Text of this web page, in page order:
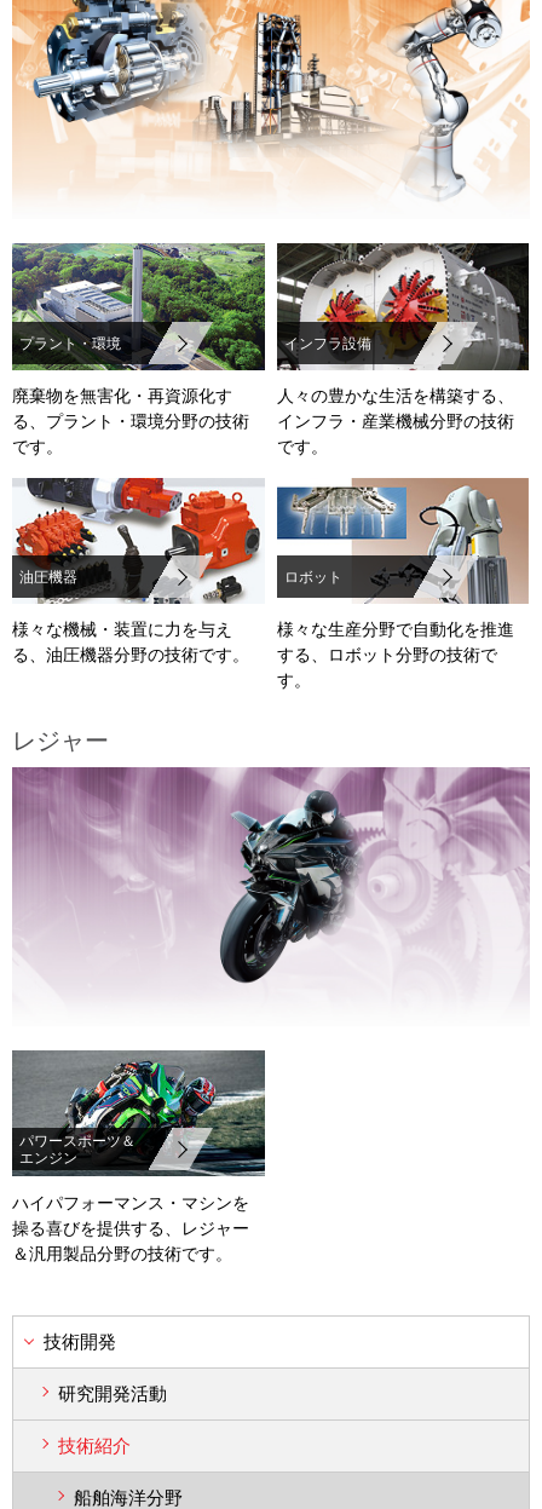
プラント・環境
廃棄物を無害化・再資源化す
る、プラント・環境分野の技術
です。
インフラ設備
人々の豊かな生活を構築する、
インフラ・産業機械分野の技術
です。
油圧機器
様々な機械・装置に力を与え
る、油圧機器分野の技術です。
ロボット
様々な生産分野で自動化を推進
する、ロボット分野の技術で
す。
レジャー
パワースポーツ＆
エンジン
ハイパフォーマンス・マシンを
操る喜びを提供する、レジャー
＆汎用製品分野の技術です。
技術開発
研究開発活動
技術紹介
船舶海洋分野